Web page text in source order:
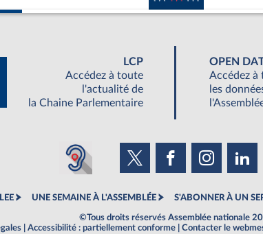
LCP
Accédez à toute
l'actualité de
la Chaine Parlementaire
OPEN
Accédez à
les
UNE SEMAINE À L'ASSEMBLÉE S'ABONNER À UN
©Tous droits réservés Assemblée nationale
Accessibilité : partiellement conforme Contacter le